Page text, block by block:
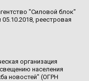
"Силовой блок"
реестровая
организация
населения
новостей" (ОГРН